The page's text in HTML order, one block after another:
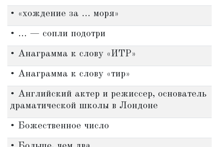
• «хождение за ... моря»
• ... — сопли подотри
• Анаграмма к слову «ИТР»
• Анаграмма к слову «тир»
• Английский актер и режиссер, основатель
драматической школы в Лондоне
• Божественное число